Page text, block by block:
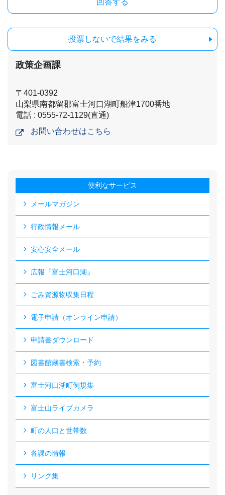
投票しないで結果をみる
政策企画課
〒401-0392
山梨県南都留郡富士河口湖町船津1700番地
電話 : 0555-72-1129(直通)
お問い合わせはこちら
便利なサービス
メールマガジン
行政情報メール
安心安全メール
広報『富士河口湖』
ごみ資源物収集日程
電子申請（オンライン申請）
申請書ダウンロード
図書館蔵書検索・予約
富士河口湖町例規集
富士山ライブカメラ
町の人口と世帯数
各課の情報
リンク集